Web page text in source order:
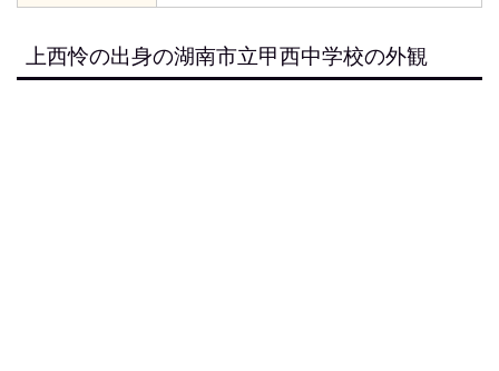
上西怜の出身の湖南市立甲西中学校の外観